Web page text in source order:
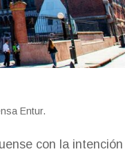
Entur.
con la